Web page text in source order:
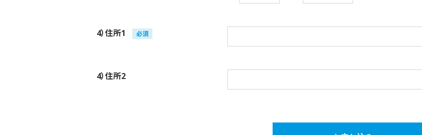
4）住所1 必須
4）住所2